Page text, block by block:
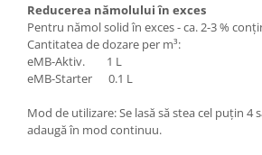
Reducerea nămolului în exces
Pentru nămol solid în exces - ca. 2-3 %
Cantitatea de dozare per m³:
eMB-Aktiv. 1 L
eMB-Starter 0.1 L
Mod de utilizare: Se lasă să stea cel puțin 4
adaugă în mod continuu.